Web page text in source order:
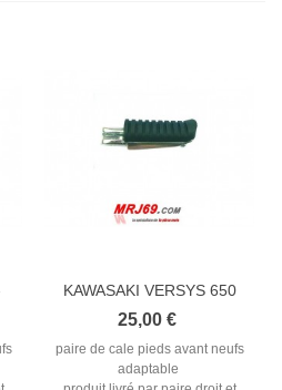
KAWASAKI VERSYS 650
2007-2011...
25,00 €
paire de cale pieds avant neufs
adaptable